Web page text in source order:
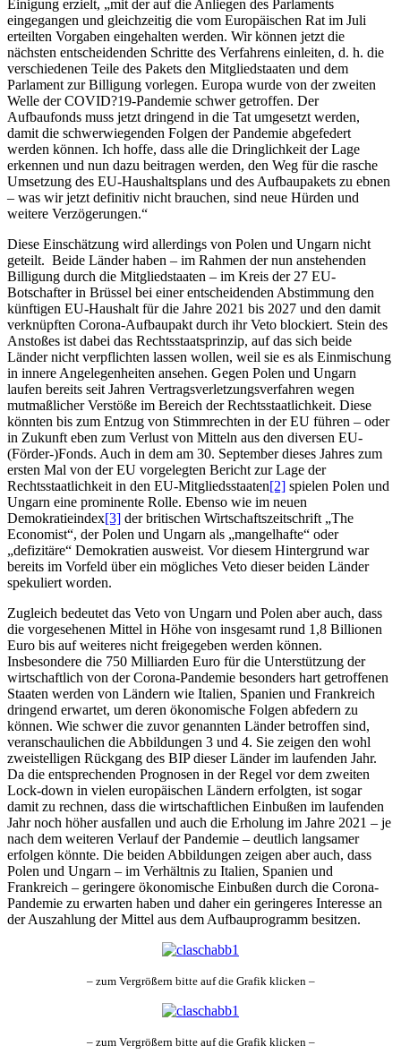
Einigung erzielt, „mit der auf die Anliegen des Parlaments
eingegangen und gleichzeitig die vom Europäischen Rat im Juli
erteilten Vorgaben eingehalten werden. Wir können jetzt die
nächsten entscheidenden Schritte des Verfahrens einleiten, d. h. die
verschiedenen Teile des Pakets den Mitgliedstaaten und dem
Parlament zur Billigung vorlegen. Europa wurde von der zweiten
Welle der COVID?19-Pandemie schwer getroffen. Der
Aufbaufonds muss jetzt dringend in die Tat umgesetzt werden,
damit die schwerwiegenden Folgen der Pandemie abgefedert
werden können. Ich hoffe, dass alle die Dringlichkeit der Lage
erkennen und nun dazu beitragen werden, den Weg für die rasche
Umsetzung des EU-Haushaltsplans und des Aufbaupakets zu ebnen
– was wir jetzt definitiv nicht brauchen, sind neue Hürden und
weitere Verzögerungen.“
Diese Einschätzung wird allerdings von Polen und Ungarn nicht
geteilt. Beide Länder haben – im Rahmen der nun anstehenden
Billigung durch die Mitgliedstaaten – im Kreis der 27 EU-
Botschafter in Brüssel bei einer entscheidenden Abstimmung den
künftigen EU-Haushalt für die Jahre 2021 bis 2027 und den damit
verknüpften Corona-Aufbaupakt durch ihr Veto blockiert. Stein des
Anstoßes ist dabei das Rechtsstaatsprinzip, auf das sich beide
Länder nicht verpflichten lassen wollen, weil sie es als Einmischung
in innere Angelegenheiten ansehen. Gegen Polen und Ungarn
laufen bereits seit Jahren Vertragsverletzungsverfahren wegen
mutmaßlicher Verstöße im Bereich der Rechtsstaatlichkeit. Diese
könnten bis zum Entzug von Stimmrechten in der EU führen – oder
in Zukunft eben zum Verlust von Mitteln aus den diversen EU-
(Förder-)Fonds. Auch in dem am 30. September dieses Jahres zum
ersten Mal von der EU vorgelegten Bericht zur Lage der
Rechtsstaatlichkeit in den EU-Mitgliedsstaaten[2] spielen Polen und
Ungarn eine prominente Rolle. Ebenso wie im neuen
Demokratieindex[3] der britischen Wirtschaftszeitschrift „The
Economist“, der Polen und Ungarn als „mangelhafte“ oder
„defizitäre“ Demokratien ausweist. Vor diesem Hintergrund war
bereits im Vorfeld über ein mögliches Veto dieser beiden Länder
spekuliert worden.
Zugleich bedeutet das Veto von Ungarn und Polen aber auch, dass
die vorgesehenen Mittel in Höhe von insgesamt rund 1,8 Billionen
Euro bis auf weiteres nicht freigegeben werden können.
Insbesondere die 750 Milliarden Euro für die Unterstützung der
wirtschaftlich von der Corona-Pandemie besonders hart getroffenen
Staaten werden von Ländern wie Italien, Spanien und Frankreich
dringend erwartet, um deren ökonomische Folgen abfedern zu
können. Wie schwer die zuvor genannten Länder betroffen sind,
veranschaulichen die Abbildungen 3 und 4. Sie zeigen den wohl
zweistelligen Rückgang des BIP dieser Länder im laufenden Jahr.
Da die entsprechenden Prognosen in der Regel vor dem zweiten
Lock-down in vielen europäischen Ländern erfolgten, ist sogar
damit zu rechnen, dass die wirtschaftlichen Einbußen im laufenden
Jahr noch höher ausfallen und auch die Erholung im Jahre 2021 – je
nach dem weiteren Verlauf der Pandemie – deutlich langsamer
erfolgen könnte. Die beiden Abbildungen zeigen aber auch, dass
Polen und Ungarn – im Verhältnis zu Italien, Spanien und
Frankreich – geringere ökonomische Einbußen durch die Corona-
Pandemie zu erwarten haben und daher ein geringeres Interesse an
der Auszahlung der Mittel aus dem Aufbauprogramm besitzen.
– zum Vergrößern bitte auf die Grafik klicken –
– zum Vergrößern bitte auf die Grafik klicken –